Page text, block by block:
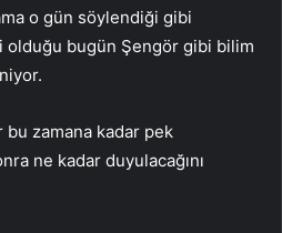
o gün söylendiği gibi
olduğu bugün Şengör gibi bilim
bu zamana kadar pek
ne kadar duyulacağını